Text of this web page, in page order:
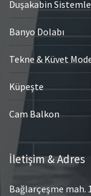
Duşakabin
Banyo Dolabı
Tekne & Küvet
Küpeşte
Cam Balkon
İletişim & Adres
Bağlarçeşme mah.